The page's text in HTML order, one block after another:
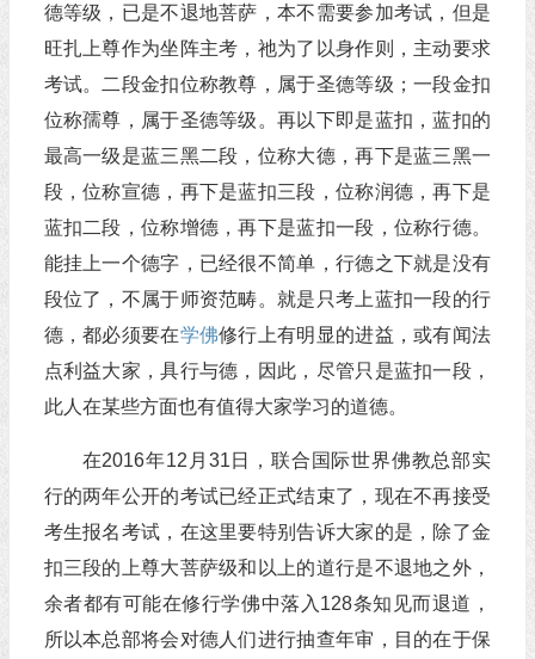
德等级，已是不退地菩萨，本不需要参加考试，但是
旺扎上尊作为坐阵主考，祂为了以身作则，主动要求
考试。二段金扣位称教尊，属于圣德等级；一段金扣
位称孺尊，属于圣德等级。再以下即是蓝扣，蓝扣的
最高一级是蓝三黑二段，位称大德，再下是蓝三黑一
段，位称宣德，再下是蓝扣三段，位称润德，再下是
蓝扣二段，位称增德，再下是蓝扣一段，位称行德。
能挂上一个德字，已经很不简单，行德之下就是没有
段位了，不属于师资范畴。就是只考上蓝扣一段的行
德，都必须要在学佛修行上有明显的进益，或有闻法
点利益大家，具行与德，因此，尽管只是蓝扣一段，
此人在某些方面也有值得大家学习的道德。
在2016年12月31日，联合国际世界佛教总部实
行的两年公开的考试已经正式结束了，现在不再接受
考生报名考试，在这里要特别告诉大家的是，除了金
扣三段的上尊大菩萨级和以上的道行是不退地之外，
余者都有可能在修行学佛中落入128条知见而退道，
所以本总部将会对德人们进行抽查年审，目的在于保